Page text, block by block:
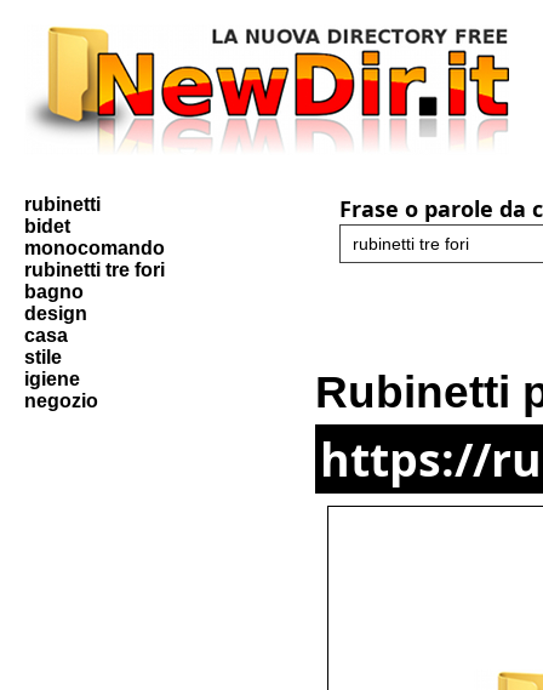
rubinetti
bidet
monocomando
rubinetti tre fori
bagno
design
casa
stile
igiene
negozio
Frase o parole da
Rubinetti
https://